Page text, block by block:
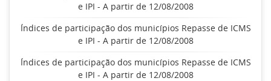
e IPI - A partir de 12/08/2008
Índices de participação dos municípios Repasse de ICMS
e IPI - A partir de 12/08/2008
Índices de participação dos municípios Repasse de ICMS
e IPI - A partir de 12/08/2008